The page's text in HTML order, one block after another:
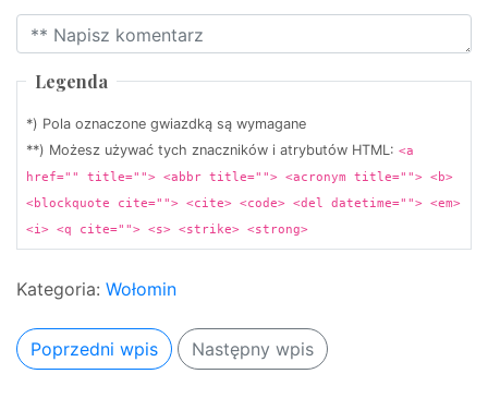
Legenda
*) Pola oznaczone gwiazdką są wymagane
**) Możesz używać tych znaczników i atrybutów HTML: <a
href="" title=""> <abbr title=""> <acronym title=""> <b>
<blockquote cite=""> <cite> <code> <del datetime=""> <em>
<i> <q cite=""> <s> <strike> <strong>
Kategoria: Wołomin
Poprzedni wpis Następny wpis